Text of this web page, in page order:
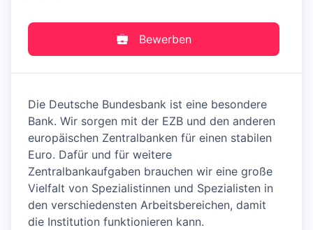
Bewerben
Die Deutsche Bundesbank ist eine besondere
Bank. Wir sorgen mit der EZB und den anderen
europäischen Zentralbanken für einen stabilen
Euro. Dafür und für weitere
Zentralbankaufgaben brauchen wir eine große
Vielfalt von Spezialistinnen und Spezialisten in
den verschiedensten Arbeitsbereichen, damit
die Institution funktionieren kann.